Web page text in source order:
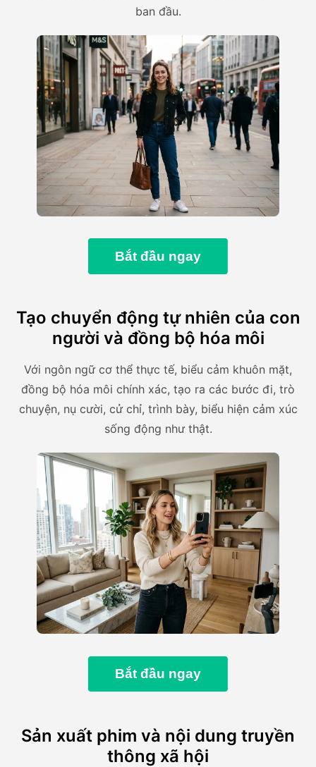
ban đầu.
Bắt đầu ngay
Tạo chuyển động tự nhiên của con
người và đồng bộ hóa môi
Với ngôn ngữ cơ thể thực tế, biểu cảm khuôn mặt,
đồng bộ hóa môi chính xác, tạo ra các bước đi, trò
chuyện, nụ cười, cử chỉ, trình bày, biểu hiện cảm xúc
sống động như thật.
Bắt đầu ngay
Sản xuất phim và nội dung truyền
thông xã hội